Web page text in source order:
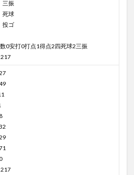
振
球
ゴ
0安打0打点1得点2四死球2三振